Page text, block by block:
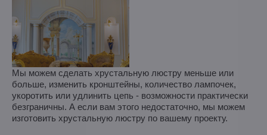
Мы можем сделать хрустальную люстру меньше или
больше, изменить кронштейны, количество лампочек,
укоротить или удлинить цепь - возможности практически
безграничны. А если вам этого недостаточно, мы можем
изготовить хрустальную люстру по вашему проекту.